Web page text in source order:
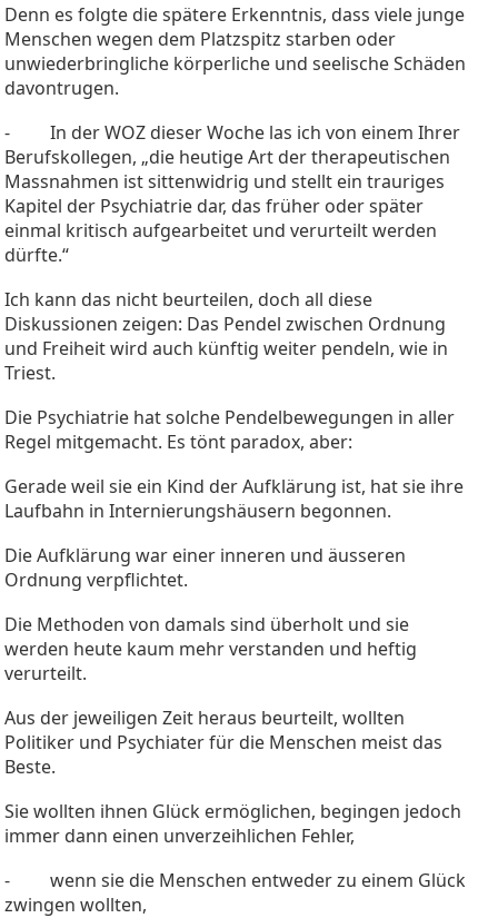
Denn es folgte die spätere Erkenntnis, dass viele junge
Menschen wegen dem Platzspitz starben oder
unwiederbringliche körperliche und seelische Schäden
davontrugen.
- In der WOZ dieser Woche las ich von einem Ihrer
Berufskollegen, „die heutige Art der therapeutischen
Massnahmen ist sittenwidrig und stellt ein trauriges
Kapitel der Psychiatrie dar, das früher oder später
einmal kritisch aufgearbeitet und verurteilt werden
dürfte.“
Ich kann das nicht beurteilen, doch all diese
Diskussionen zeigen: Das Pendel zwischen Ordnung
und Freiheit wird auch künftig weiter pendeln, wie in
Triest.
Die Psychiatrie hat solche Pendelbewegungen in aller
Regel mitgemacht. Es tönt paradox, aber:
Gerade weil sie ein Kind der Aufklärung ist, hat sie ihre
Laufbahn in Internierungshäusern begonnen.
Die Aufklärung war einer inneren und äusseren
Ordnung verpflichtet.
Die Methoden von damals sind überholt und sie
werden heute kaum mehr verstanden und heftig
verurteilt.
Aus der jeweiligen Zeit heraus beurteilt, wollten
Politiker und Psychiater für die Menschen meist das
Beste.
Sie wollten ihnen Glück ermöglichen, begingen jedoch
immer dann einen unverzeihlichen Fehler,
- wenn sie die Menschen entweder zu einem Glück
zwingen wollten,